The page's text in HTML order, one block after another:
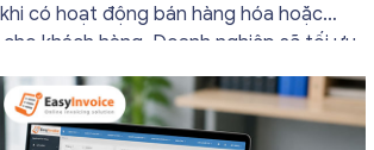
có hoạt động bán hàng hóa hoặc
khách hàng. Doanh nghiệp sẽ tối ưu
và tránh được những án phạt hành
có nếu nắm rõ […]